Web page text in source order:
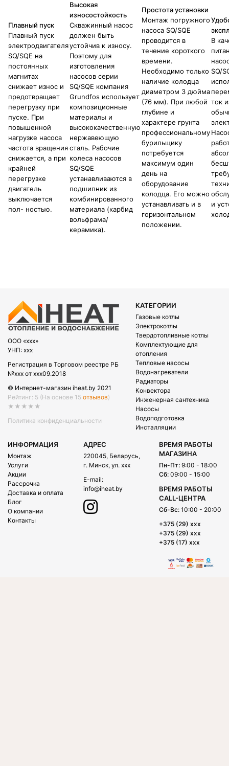
Плавный пуск
Плавный пуск
электродвигателя
SQ/SQE на
постоянных
магнитах
снижает износ и
предотвращает
перегрузку при
пуске. При
повышенной
нагрузке насоса
частота вращения
снижается, а при
крайней
перегрузке
двигатель
выключается
пол- ностью.
Высокая
износостойкость
Скважинный насос
должен быть
устойчив к износу.
Поэтому для
изготовления
насосов серии
SQ/SQE компания
Grundfos использует
композиционные
материалы и
высококачественную
нержавеющую
сталь. Рабочие
колеса насосов
SQ/SQE
устанавливаются в
подшипник из
комбинированного
материала (карбид
вольфрама/
керамика).
Простота установки
Монтаж погружного
насоса SQ/SQE
проводится в
течение короткого
времени.
Необходимо только
наличие колодца
диаметром 3 дюйма
(76 мм). При любой
глубине и
характере грунта
профессиональному
бурильщику
потребуется
максимум один
день на
оборудование
колодца. Его можно
устанавливать и в
горизонтальном
положении.
В
SQ/
ток
и
OOO «xxx»
УНП: xxx
Регистрация в Торговом реестре РБ
№xxx от xxx09.2018
© Интернет-магазин iheat.by 2021
Рейтинг: 5 (На основе 15 отзывов)
★★★★★
Политика конфиденциальности
КАТЕГОРИИ
Газовые котлы
Электрокотлы
Твердотопливные котлы
Комплектующие для
отопления
Тепловые насосы
Водонагреватели
Радиаторы
Конвектора
Инженерная сантехника
Насосы
Водоподготовка
Инсталляции
ИНФОРМАЦИЯ
Монтаж
Услуги
Акции
Рассрочка
Доставка и оплата
Блог
О компании
Контакты
АДРЕС
220045, Беларусь,
г. Минск, ул. xxx
E-mail:
info@iheat.by
ВРЕМЯ РАБОТЫ
МАГАЗИНА
Пн-Пт: 9:00 - 18:00
Сб: 09:00 - 15:00
ВРЕМЯ РАБОТЫ
CALL-ЦЕНТРА
Сб-Вс: 10:00 - 20:00
+375 (29) xxx
+375 (29) xxx
+375 (17) xxx